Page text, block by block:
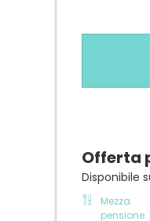
Offerta
Disponibile
Mezza
pensione